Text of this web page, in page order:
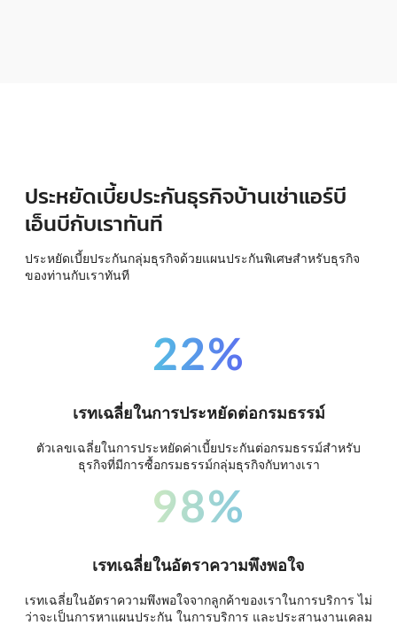
ประหยัดเบี้ยประกันธุรกิจบ้านเช่าแอร์บี
เอ็นบีกับเราทันที
ประหยัดเบี้ยประกันกลุ่มธุรกิจด้วยแผนประกันพิเศษสำหรับธุรกิจ
ของท่านกับเราทันที
22%
เรทเฉลี่ยในการประหยัดต่อกรมธรรม์
ตัวเลขเฉลี่ยในการประหยัดค่าเบี้ยประกันต่อกรมธรรม์สำหรับ
ธุรกิจที่มีการซื้อกรมธรรม์กลุ่มธุรกิจกับทางเรา
98%
เรทเฉลี่ยในอัตราความพึงพอใจ
เรทเฉลี่ยในอัตราความพึงพอใจจากลูกค้าของเราในการบริการ ไม่
ว่าจะเป็นการหาแผนประกัน ในการบริการ และประสานงานเคลม